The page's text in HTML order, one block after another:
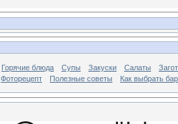
Горячие блюда Супы Закуски Салаты
Фоторецепт
Полезные советы Как выбрать